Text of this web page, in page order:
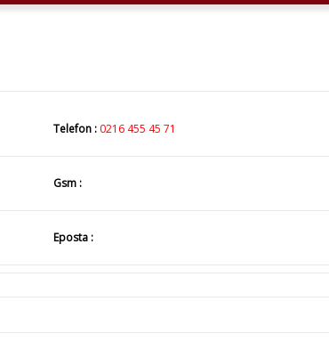
Telefon : 0216 455 45 71
Gsm :
Eposta :